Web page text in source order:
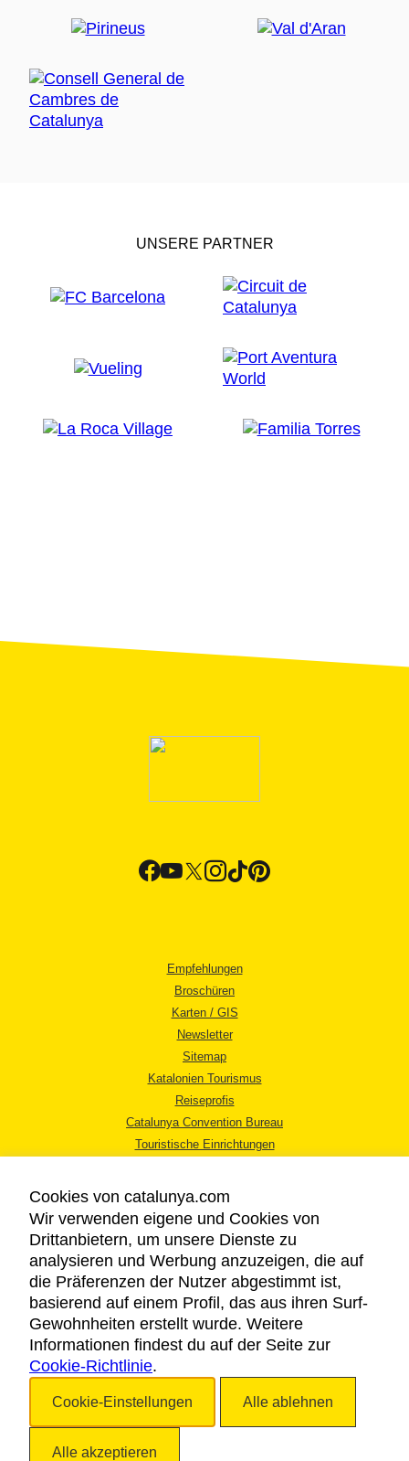
UNSERE PARTNER
Empfehlungen
Broschüren
Karten / GIS
Newsletter
Sitemap
Katalonien Tourismus
Reiseprofis
Catalunya Convention Bureau
Touristische Einrichtungen
RECHTLICHER HINWEIS
DATENSCHUTZICHTLINIE
COOKIES
BARRIEREFREIHEIT
Cookies von catalunya.com
Wir verwenden eigene und Cookies von
Drittanbietern, um unsere Dienste zu
analysieren und Werbung anzuzeigen, die auf
die Präferenzen der Nutzer abgestimmt ist,
basierend auf einem Profil, das aus ihren Surf-
Gewohnheiten erstellt wurde. Weitere
Informationen findest du auf der Seite zur
Cookie-Richtlinie.
Cookie-Einstellungen Alle ablehnen
Alle akzeptieren